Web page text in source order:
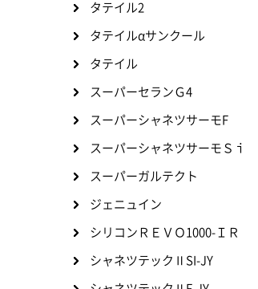
タテイル2
タテイルαサンクール
タテイル
スーパーセランＧ4
スーパーシャネツサーモF
スーパーシャネツサーモＳｉ
スーパーガルテクト
ジェニュイン
シリコンＲＥＶＯ1000-ＩＲ
シャネツテックⅡSI-JY